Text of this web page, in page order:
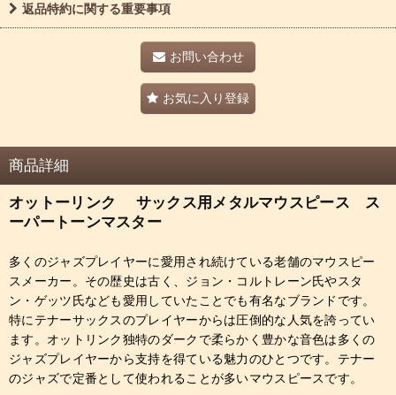
返品特約に関する重要事項
お問い合わせ
お気に入り登録
商品詳細
オットーリンク サックス用メタルマウスピース ス
ーパートーンマスター
多くのジャズプレイヤーに愛用され続けている老舗のマウスピー
スメーカー。その歴史は古く、ジョン・コルトレーン氏やスタ
ン・ゲッツ氏なども愛用していたことでも有名なブランドです。
特にテナーサックスのプレイヤーからは圧倒的な人気を誇ってい
ます。オットリンク独特のダークで柔らかく豊かな音色は多くの
ジャズプレイヤーから支持を得ている魅力のひとつです。テナー
のジャズで定番として使われることが多いマウスピースです。